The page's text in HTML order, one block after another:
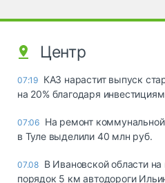
Центр
07:19 КАЗ нарастит выпуск
на 20% благодаря
07:06 На ремонт
в Туле выделили 40 млн руб.
07.08 В Ивановской области
порядок 5 км автодороги